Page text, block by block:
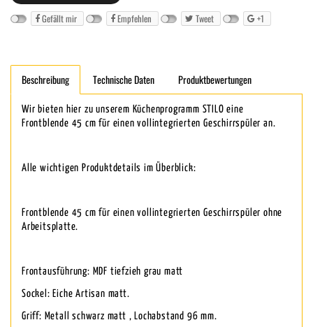
Gefällt mir Empfehlen Tweet +1
Beschreibung Technische Daten Produktbewertungen
Wir bieten hier zu unserem Küchenprogramm STILO eine
Frontblende 45 cm für einen vollintegrierten Geschirrspüler an.
Alle wichtigen Produktdetails im Überblick:
Frontblende 45 cm für einen vollintegrierten Geschirrspüler ohne
Arbeitsplatte.
Frontausführung: MDF tiefzieh grau matt
Sockel: Eiche Artisan matt.
Griff: Metall schwarz matt , Lochabstand 96 mm.